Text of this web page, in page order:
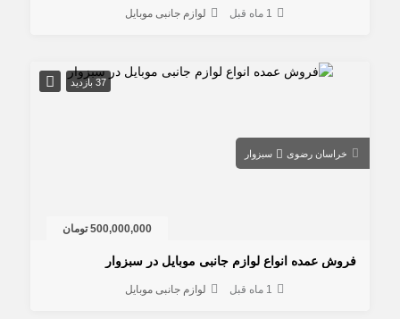
1 ماه قبل لوازم جانبی موبایل
37 بازدید
خراسان رضوی سبزوار
500,000,000 تومان
فروش عمده انواع لوازم جانبی موبایل در سبزوار
1 ماه قبل لوازم جانبی موبایل